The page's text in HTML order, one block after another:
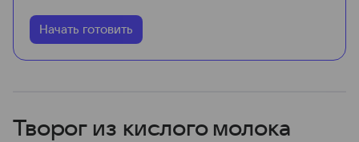
Начать готовить
Творог из кислого молока